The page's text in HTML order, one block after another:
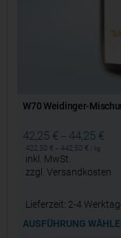
W70 Weidinger-
42,25 € – 44,25 €
422,50€ –442,50€ kg
inkl. MwSt.
zzgl.Versandkosten
Lieferzeit: 2-4
AUSFÜHRUNG